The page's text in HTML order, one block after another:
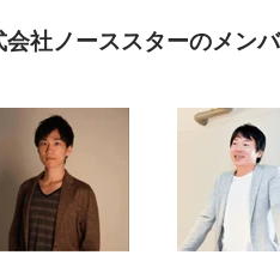
会社ノーススターのメン